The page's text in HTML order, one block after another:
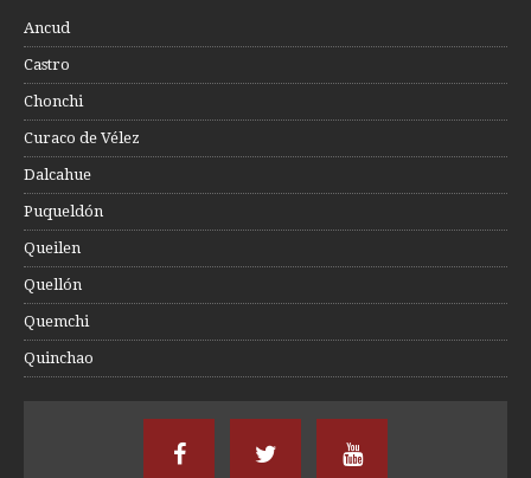
Ancud
Castro
Chonchi
Curaco de Vélez
Dalcahue
Puqueldón
Queilen
Quellón
Quemchi
Quinchao